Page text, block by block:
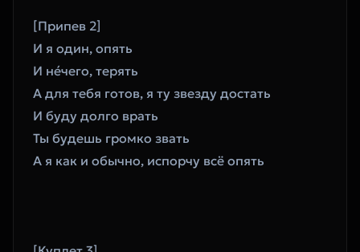
[Припев 2]
И я один, опять
И не́чего, терять
А для тебя готов, я ту звезду достать
И буду долго врать
Ты будешь громко звать
А я как и обычно, испорчу всё опять